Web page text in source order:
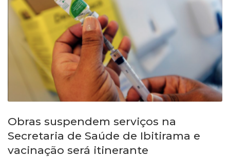
Obras suspendem serviços na
Secretaria de Saúde de Ibitirama e
vacinação será itinerante